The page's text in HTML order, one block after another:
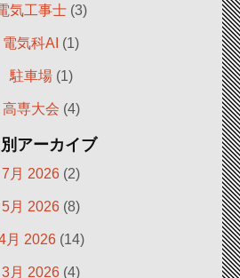
気工事士(3)
電気科AI (1)
駐車場(1)
高専大会 (4)
別アーカイブ
7月 2026 (2)
5月 2026 (8)
月 2026(14)
3月 2026 (4)